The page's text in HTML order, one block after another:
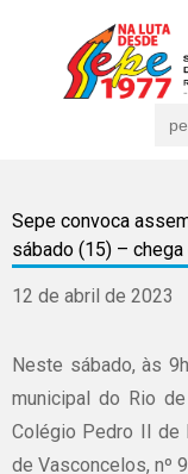
for:
Sepe convoca
sábado (15) –
12 de abril de 2023
Neste sábado, às
municipal do Rio
Colégio Pedro II de
de Vasconcelos, nº